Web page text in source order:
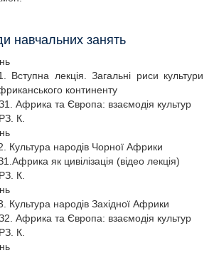
навчальних занять
Вступна лекція. Загальні риси культури
континенту
Африка та Європа: взаємодія культур
К.
Культура народів Чорної Африки
як цивілізація (відео лекція)
К.
Культура народів Західної Африки
Африка та Європа: взаємодія культур
К.